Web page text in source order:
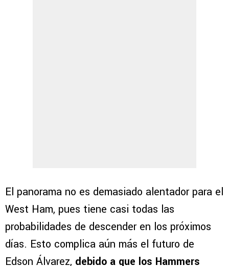
El panorama no es demasiado alentador para el
West Ham, pues tiene casi todas las
probabilidades de descender en los próximos
días. Esto complica aún más el futuro de
Edson Álvarez, debido a que los Hammers